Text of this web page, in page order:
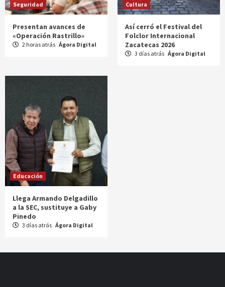
Seguridad
Presentan avances de
«Operación Rastrillo»
2 horas atrás Ágora Digital
Cultura
Así cerró el Festival del
Folclor Internacional
Zacatecas 2026
3 días atrás Ágora Digital
Educación
Llega Armando Delgadillo
a la SEC, sustituye a Gaby
Pinedo
3 días atrás Ágora Digital